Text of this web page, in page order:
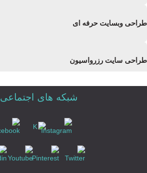
طراحی وبسایت حرفه ای
طراحی سایت رزرواسیون
طراحی سایت رزرو هتلشبکه های اجتماعی